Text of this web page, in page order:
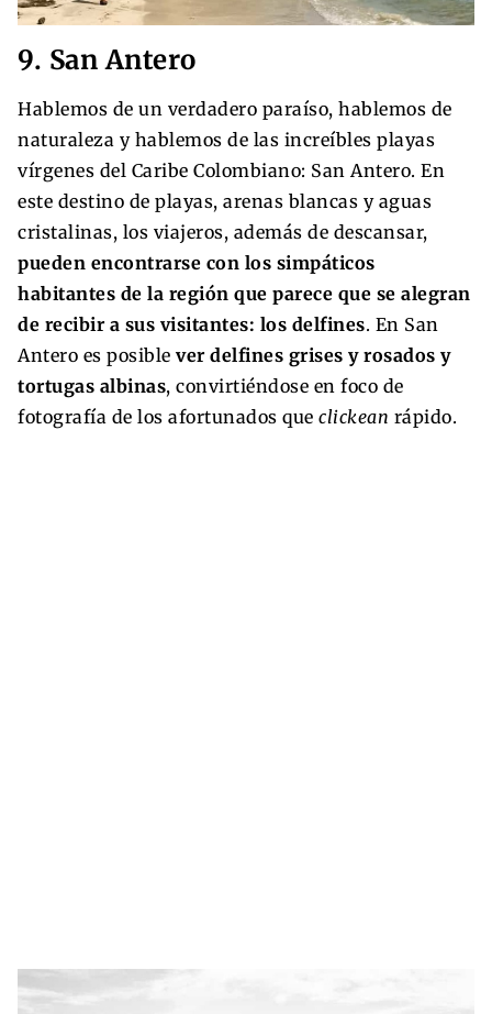
9. San Antero
Hablemos de un verdadero paraíso, hablemos de
naturaleza y hablemos de las increíbles playas
vírgenes del Caribe Colombiano: San Antero. En
este destino de playas, arenas blancas y aguas
cristalinas, los viajeros, además de descansar,
pueden encontrarse con los simpáticos
habitantes de la región que parece que se alegran
de recibir a sus visitantes: los delfines. En San
Antero es posible ver delfines grises y rosados y
tortugas albinas, convirtiéndose en foco de
fotografía de los afortunados que clickean rápido.